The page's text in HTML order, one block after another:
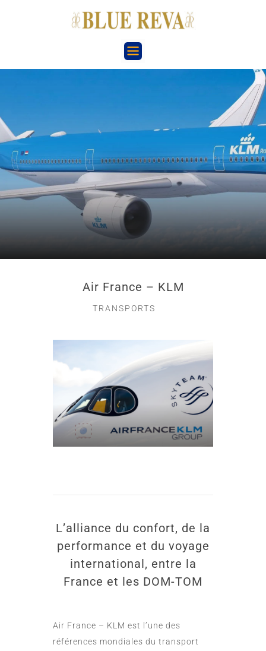
Air France – KLM
TRANSPORTS
L’alliance du confort, de la
performance et du voyage
international, entre la
France et les DOM-TOM
Air France – KLM est l’une des
références mondiales du transport